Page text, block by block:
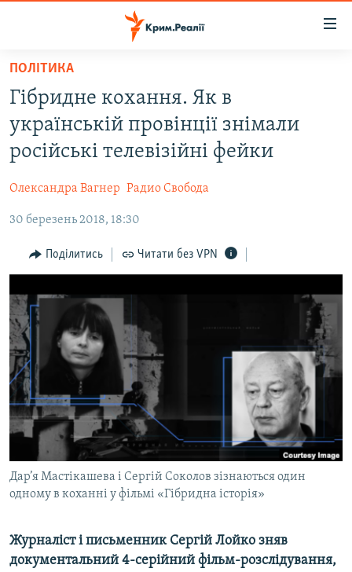
Перейти
основного
матеріалу
Перейти
до
основної
Перейти
пошуку
НОВИНИ
ВОДА.КРИМ
ВІДЕО ТА ФОТО
БЛОГИ
ПОГЛЯД
ІНТЕРВ'Ю
СПЕЦПРОЕКТИ
ДЕПОРТАЦІЯ
ВІДЕОУРОКИ «ELIFBE»
СВІДЧЕННЯ ОКУПАЦІЇ
УКРАЇНСЬКА ПРОБЛЕМА КРИМУ
ІНФОГРАФІКА
ЯК ОБІЙТИ БЛОКУВАННЯ
Русский
Qırımtatar
ДОЛУЧАЙСЯ!
ПОЛІТИКА
Гібридне кохання. Як в
українській провінції знімали
російські телевізійні фейки
Олександра Вагнер Радио Свобода
30 березень 2018, 18:30
Поділитись Читати без VPN
Дар’я Мастікашева і Сергій Соколов зізнаються один
одному в коханні у фільмі «Гібридна історія»
Журналіст і письменник Сергій Лойко зняв
документальний 4-серійний фільм-розслідування,